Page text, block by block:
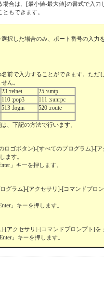
場合は、[最小値-最大値]の書式で入力
もできます。
択した場合のみ、ポート番号の入力
前で入力することができます。ただ
ん。
23 :telnet
25 :smtp
110 :pop3
111 :sunrpc
513 :login
520 :route
、下記の方法で行います。
ロゴボタン)-[すべてのプログラム]-[
ます。
」キーを押します。
グラム]-[アクセサリ]-[コマンドプロ
」キーを押します。
[アクセサリ]-[コマンドプロンプト]を
」キーを押します。